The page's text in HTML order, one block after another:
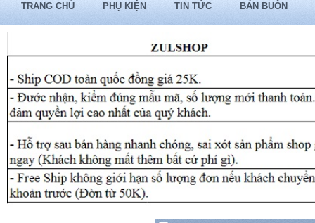
TRANG CHỦ PHỤ KIỆN TIN TỨC BÁN BUÔN